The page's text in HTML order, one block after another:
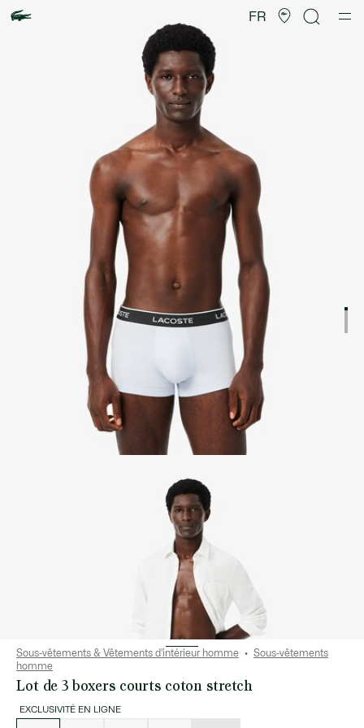
FR
d’images
produit
Sous-vêtements & Vêtements d'intérieur homme
Sous-vêtements
homme
Lot de 3 boxers courts coton stretch
EXCLUSIVITÉ EN LIGNE